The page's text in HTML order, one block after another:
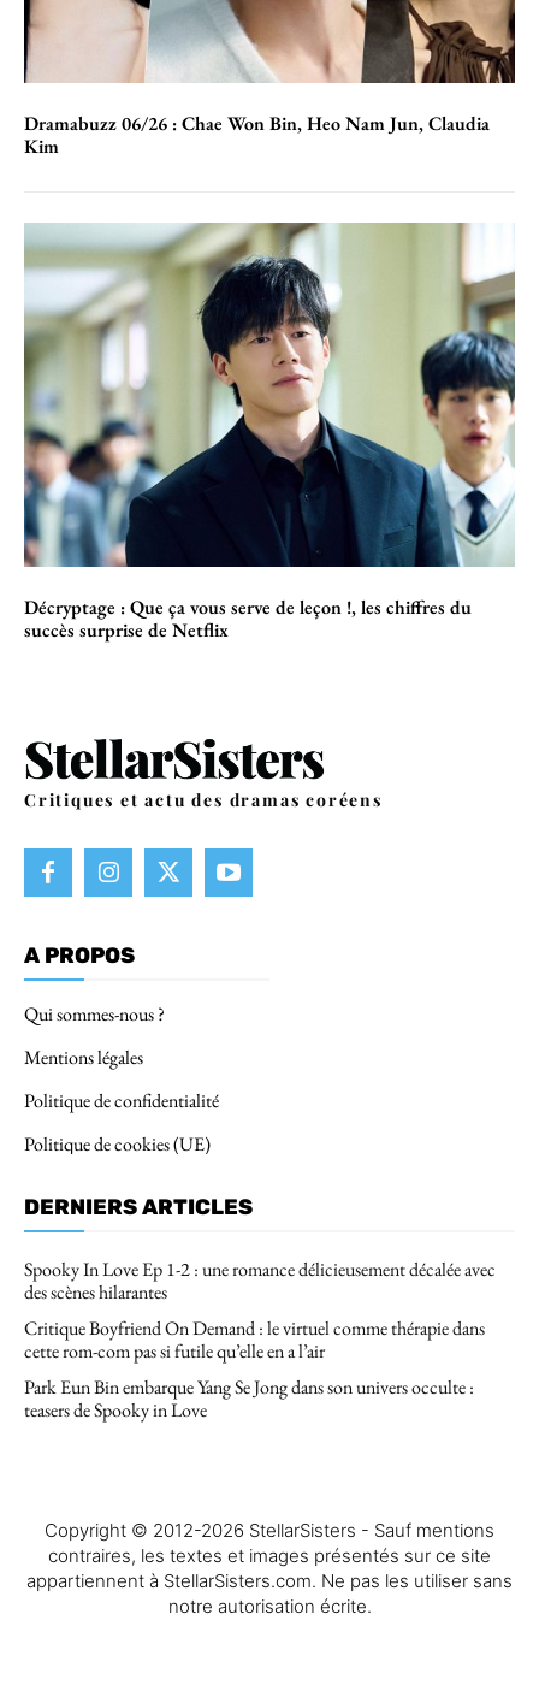
Dramabuzz 06/26 : Chae Won Bin, Heo Nam Jun, Claudia
Kim
Décryptage : Que ça vous serve de leçon !, les chiffres du
succès surprise de Netflix
Critiques et actu des dramas coréens
A PROPOS
Qui sommes-nous ?
Mentions légales
Politique de confidentialité
Politique de cookies (UE)
DERNIERS ARTICLES
Spooky In Love Ep 1-2 : une romance délicieusement décalée avec
des scènes hilarantes
Critique Boyfriend On Demand : le virtuel comme thérapie dans
cette rom-com pas si futile qu’elle en a l’air
Park Eun Bin embarque Yang Se Jong dans son univers occulte :
teasers de Spooky in Love
Copyright © 2012-2026 StellarSisters - Sauf mentions
contraires, les textes et images présentés sur ce site
appartiennent à StellarSisters.com. Ne pas les utiliser sans
notre autorisation écrite.